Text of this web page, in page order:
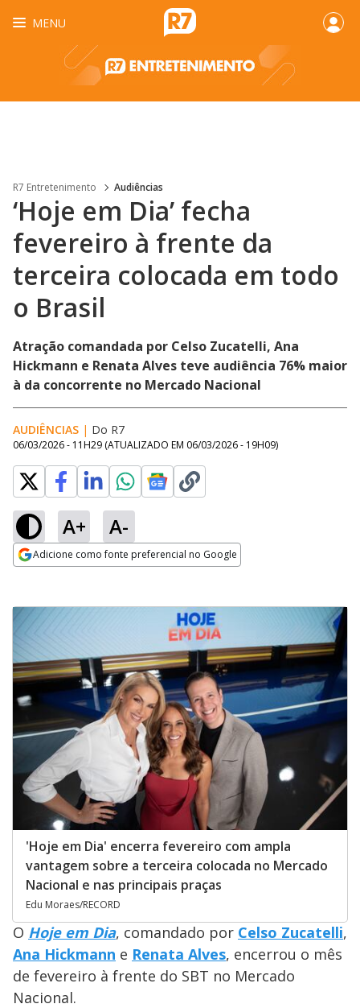
MENU
R7 Entretenimento Audiências
‘Hoje em Dia’ fecha
fevereiro à frente da
terceira colocada em todo
o Brasil
Atração comandada por Celso Zucatelli, Ana
Hickmann e Renata Alves teve audiência 76% maior
à da concorrente no Mercado Nacional
AUDIÊNCIAS | Do R7
06/03/2026 - 11H29 (ATUALIZADO EM 06/03/2026 - 19H09)
A+ A-
Adicione como fonte preferencial no Google
'Hoje em Dia' encerra fevereiro com ampla
vantagem sobre a terceira colocada no Mercado
Nacional e nas principais praças
Edu Moraes/RECORD
O Hoje em Dia, comandado por Celso Zucatelli,
Ana Hickmann e Renata Alves, encerrou o mês
de fevereiro à frente do SBT no Mercado
Nacional.